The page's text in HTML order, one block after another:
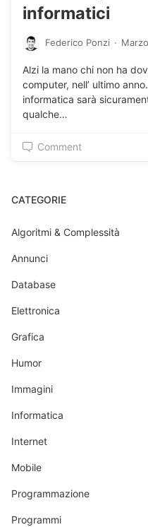
informatici
Federico Ponzi ·
Alzi la mano chi non ha
computer, nell’ ultimo
informatica sarà
qualche…
Comment
CATEGORIE
Algoritmi & Complessità
Annunci
Database
Elettronica
Grafica
Humor
Immagini
Informatica
Internet
Mobile
Programmazione
Programmi